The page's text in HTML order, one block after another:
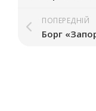
ПОПЕРЕДНІЙ